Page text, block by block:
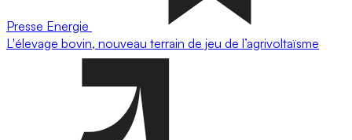
Presse Energie
L'élevage bovin, nouveau terrain de jeu de l’agrivoltaïsme